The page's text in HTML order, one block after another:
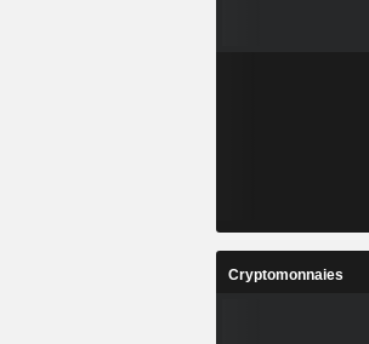
Cryptomonnaies